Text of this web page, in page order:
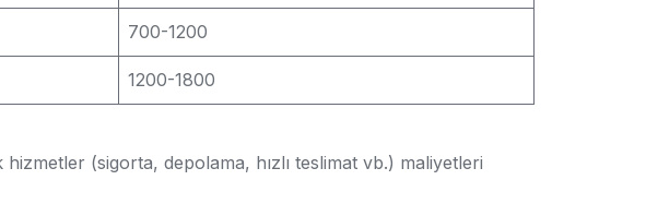
700-1200
1200-1800
(sigorta, depolama, hızlı teslimat vb.) maliyetleri